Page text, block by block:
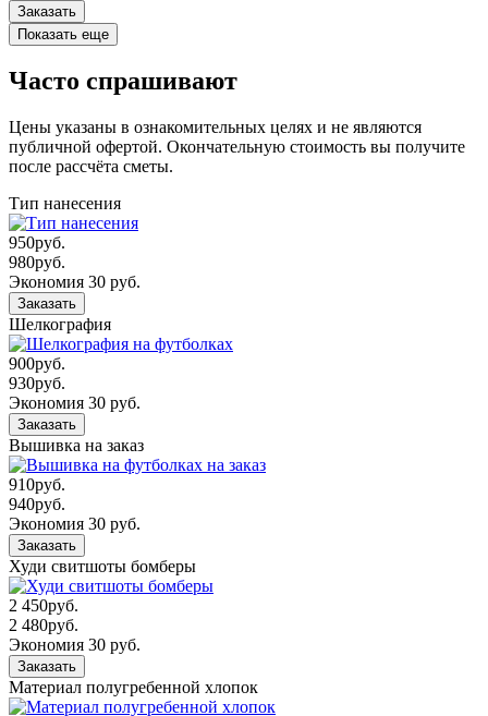
Заказать
Показать еще
Часто спрашивают
Цены указаны в ознакомительных целях и не являются
публичной офертой. Окончательную стоимость вы получите
после рассчёта сметы.
Тип нанесения
950руб.
980руб.
Экономия 30 руб.
Заказать
Шелкография
900руб.
930руб.
Экономия 30 руб.
Заказать
Вышивка на заказ
910руб.
940руб.
Экономия 30 руб.
Заказать
Худи свитшоты бомберы
2 450руб.
2 480руб.
Экономия 30 руб.
Заказать
Материал полугребенной хлопок